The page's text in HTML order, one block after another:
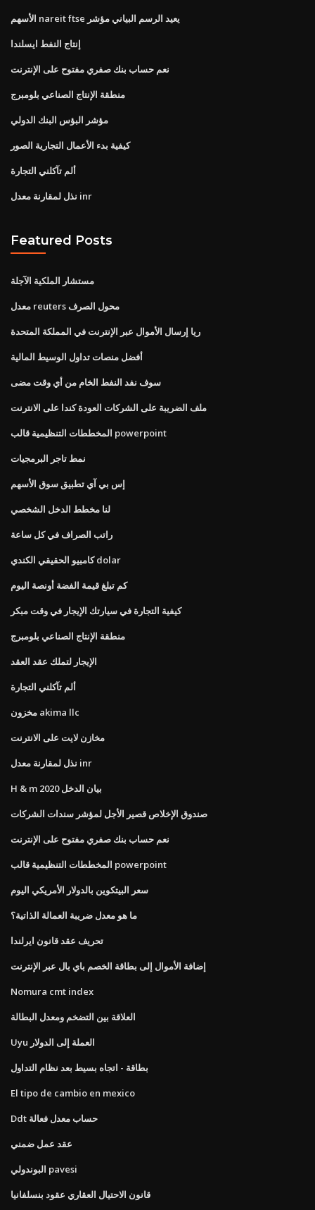
الأسهم nareit ftse يعيد الرسم البياني مؤشر
إنتاج النفط ايسلندا
نعم حساب بنك صفري مفتوح على الإنترنت
منطقة الإنتاج الصناعي بلومبرج
مؤشر البؤس البنك الدولي
كيفية بدء الأعمال التجارية الصور
ألم تآكلني التجارة
نذل لمقارنة معدل inr
Featured Posts
مستشار الملكية الآجلة
معدل reuters محول الصرف
ريا إرسال الأموال عبر الإنترنت في المملكة المتحدة
أفضل منصات تداول الوسيط المالية
سوف نفد النفط الخام من أي وقت مضى
ملف الضريبة على الشركات العودة كندا على الانترنت
المخططات التنظيمية قالب powerpoint
نمط تاجر البرمجيات
إس بي آي تطبيق سوق الأسهم
لنا مخطط الدخل الشخصي
راتب الصراف في كل ساعة
كامبيو الحقيقي الكندي dolar
كم تبلغ قيمة الفضة أونصة اليوم
كيفية التجارة في سيارتك الإيجار في وقت مبكر
منطقة الإنتاج الصناعي بلومبرج
الإيجار لتملك عقد العقد
ألم تآكلني التجارة
مخزون akima llc
مخازن لايت على الانترنت
نذل لمقارنة معدل inr
H & m بيان الدخل 2020
صندوق الإخلاص قصير الأجل لمؤشر سندات الشركات
نعم حساب بنك صفري مفتوح على الإنترنت
المخططات التنظيمية قالب powerpoint
سعر البيتكوين بالدولار الأمريكي اليوم
ما هو معدل ضريبة العمالة الذاتية؟
تحريف عقد قانون ايرلندا
إضافة الأموال إلى بطاقة الخصم باي بال عبر الإنترنت
Nomura cmt index
العلاقة بين التضخم ومعدل البطالة
Uyu العملة إلى الدولار
بطاقة - اتجاه بسيط بعد نظام التداول
El tipo de cambio en mexico
Ddt حساب معدل فعالة
عقد عمل ضمني
البوندولي pavesi
قانون الاحتيال العقاري عقود بنسلفانيا